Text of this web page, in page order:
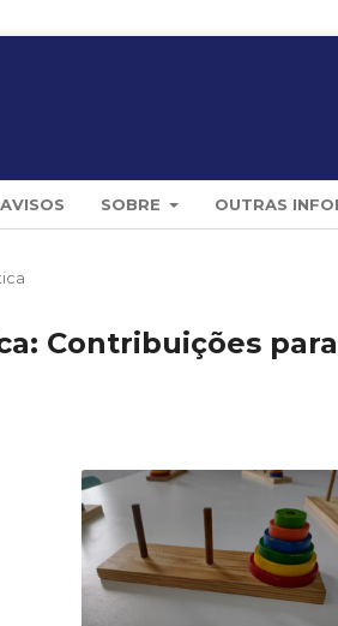
AVISOS SOBRE OUTRAS
Contribuições